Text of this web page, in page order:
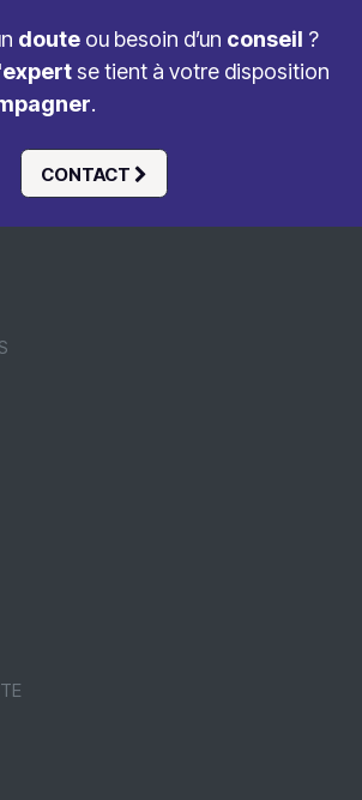
CONTACT
doute ou besoin d’un conseil ?
se tient à votre disposition
.